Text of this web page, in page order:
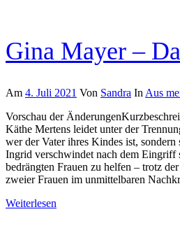
Gina Mayer –
Am 4. Juli 2021 Von Sandra In Aus
Vorschau der
Käthe Mertens leidet unter der
wer der Vater ihres Kindes ist,
Ingrid verschwindet nach dem Eingriff
bedrängten Frauen zu helfen – trotz
zweier Frauen im unmittelbaren
Weiterlesen